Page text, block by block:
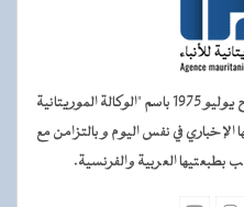
أنشئت الوكالة الموريتانية للأنباء في فاتح يوليو 1975 باسم "الوكالة الموريتانية
في نفس اليوم و بالتزامن مع
العربية والفرنسية.